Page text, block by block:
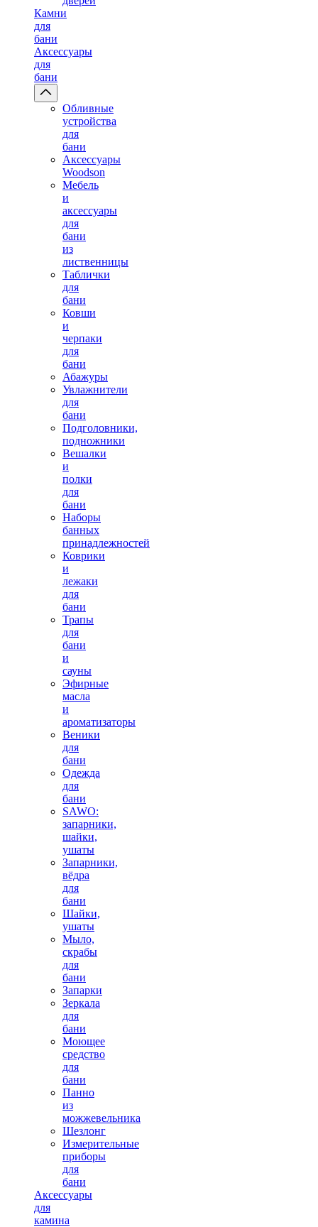
Камни
для
бани
Аксессуары
для
бани
Обливные
устройства
для
бани
Аксессуары
Woodson
Мебель
и
аксессуары
для
бани
из
лиственницы
Таблички
для
бани
Ковши
и
черпаки
для
бани
Абажуры
Увлажнители
для
бани
Подголовники,
подножники
Вешалки
и
полки
для
бани
Наборы
банных
принадлежностей
Коврики
и
лежаки
для
бани
Трапы
для
бани
и
сауны
Эфирные
масла
и
ароматизаторы
Веники
для
бани
Одежда
для
бани
SAWO:
запарники,
шайки,
ушаты
Запарники,
вёдра
для
бани
Шайки,
ушаты
Мыло,
скрабы
для
бани
Запарки
Зеркала
для
бани
Моющее
средство
для
бани
Панно
из
можжевельника
Шезлонг
Измерительные
приборы
для
бани
Аксессуары
для
камина